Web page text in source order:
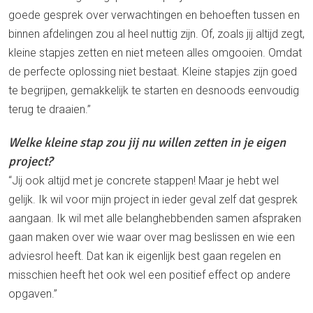
goede gesprek over verwachtingen en behoeften tussen en
binnen afdelingen zou al heel nuttig zijn. Of, zoals jij altijd zegt,
kleine stapjes zetten en niet meteen alles omgooien. Omdat
de perfecte oplossing niet bestaat. Kleine stapjes zijn goed
te begrijpen, gemakkelijk te starten en desnoods eenvoudig
terug te draaien.”
Welke kleine stap zou jij nu willen zetten in je eigen
project?
“Jij ook altijd met je concrete stappen! Maar je hebt wel
gelijk. Ik wil voor mijn project in ieder geval zelf dat gesprek
aangaan. Ik wil met alle belanghebbenden samen afspraken
gaan maken over wie waar over mag beslissen en wie een
adviesrol heeft. Dat kan ik eigenlijk best gaan regelen en
misschien heeft het ook wel een positief effect op andere
opgaven.”